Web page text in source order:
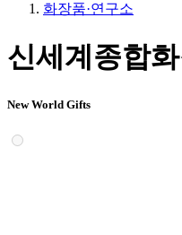
화장품·연구소
신세계종합
New World Gifts